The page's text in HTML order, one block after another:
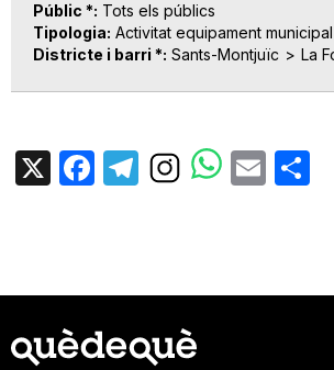
Públic * Tots els públics
Tipologia Activitat equipament municipal
Districte i barri * Sants-Montjuïc La
X Facebook
TelegramEmail